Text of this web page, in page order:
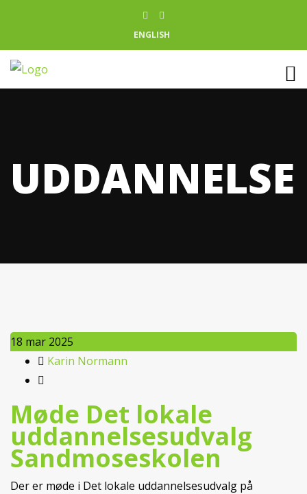
ENGLISH
UDDANNELSE
18 mar 2025
Karin Normann
Møde Det lokale
uddannelsesudvalg
Sandmoseskolen
Der er møde i Det lokale uddannelsesudvalg på